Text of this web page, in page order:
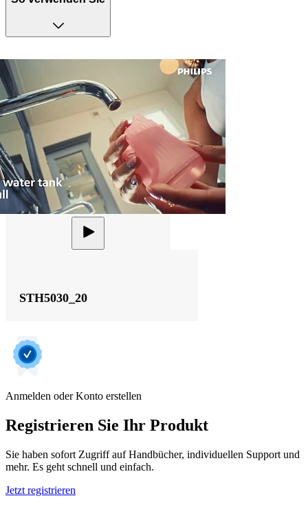
STH5030_20
Anmelden oder Konto erstellen
Registrieren Sie Ihr Produkt
Sie haben sofort Zugriff auf Handbücher, individuellen Support und
mehr. Es geht schnell und einfach.
Jetzt registrieren